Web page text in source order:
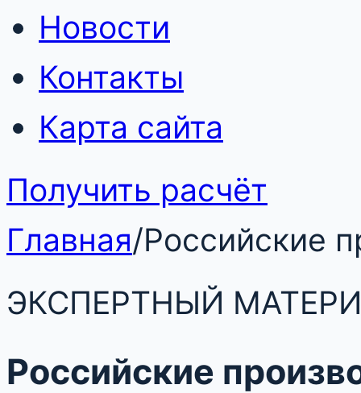
Новости
Контакты
Карта сайта
Получить расчёт
Главная/Российские
ЭКСПЕРТНЫЙ
Российские